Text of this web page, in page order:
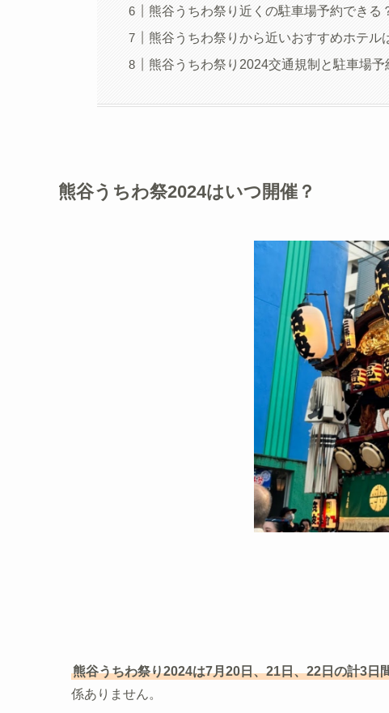
熊谷うちわ祭り近くの駐車場予約できる
熊谷うちわ祭りから近いおすすめホテル
熊谷うちわ祭り2024交通規制と駐車場
熊谷うちわ祭2024はいつ開催？
熊谷うちわ祭り2024は7月20日、21日、22日の計3日
係ありません。